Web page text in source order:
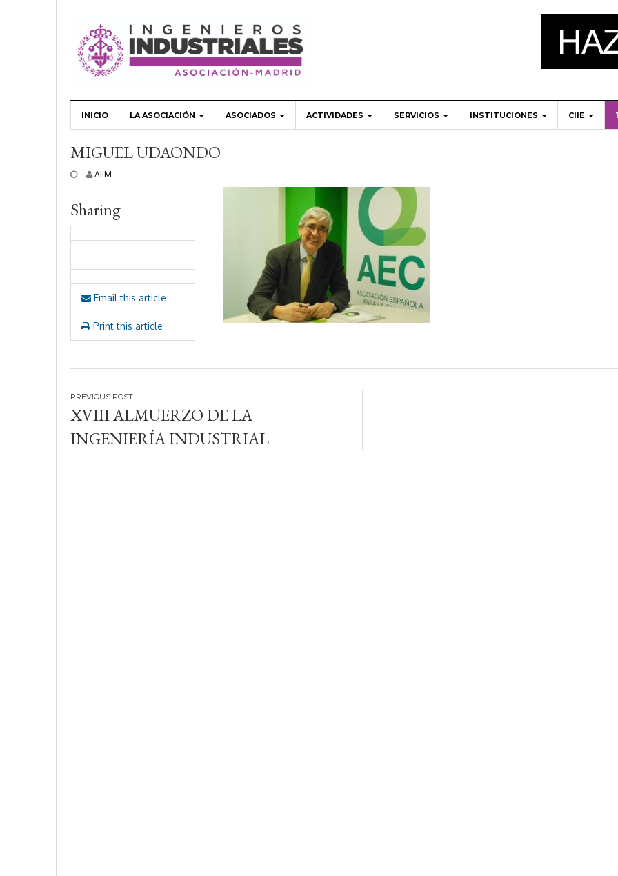
INICIO LA ASOCIACIÓN ASOCIADOS ACTIVIDADES SERVICIOS INSTITUCIONES CIIE
MIGUEL UDAONDO
e
i
e
m
e
,
2
0
AIIM
Sharing
Email this article
Print this article
Navegación
de
entradas
XVIII ALMUERZO DE LA
INGENIERÍA INDUSTRIAL